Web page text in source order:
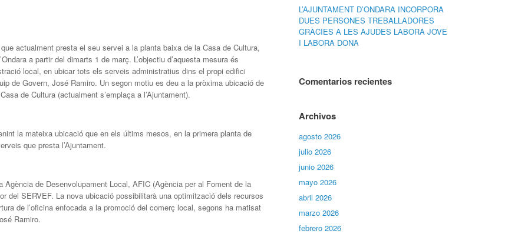
que actualment presta el seu servei a la planta baixa de la Casa de Cultura,
a partir del dimarts 1 de març. L’objectiu d’aquesta mesura és
local, en ubicar tots els serveis administratius dins el propi edifici
de Govern, José Ramiro. Un segon motiu es deu a la pròxima ubicació de
de Cultura (actualment s’emplaça a l’Ajuntament).
la mateixa ubicació que en els últims mesos, en la primera planta de
que presta l’Ajuntament.
Agència de Desenvolupament Local, AFIC (Agència per al Foment de la
del SERVEF. La nova ubicació possibilitarà una optimització dels recursos
de l’oficina enfocada a la promoció del comerç local, segons ha matisat
Ramiro.
L’AJUNTAMENT D’ONDARA INCORPORA
DUES PERSONES TREBALLADORES
GRÀCIES A LES AJUDES LABORA JOVE
I LABORA DONA
Comentarios recientes
Archivos
agosto 2026
julio 2026
junio 2026
mayo 2026
abril 2026
marzo 2026
febrero 2026